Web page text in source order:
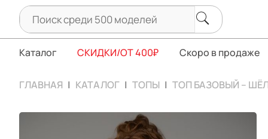
Каталог СКИДКИ/ОТ 400₽ Скоро в продаже
ГЛАВНАЯ КАТАЛОГ ТОПЫ ТОП БАЗОВЫЙ –